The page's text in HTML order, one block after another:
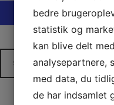
Forrige indlæg
bedre
statistik og
kan blive delt
analysepartnere,
med data, du
de har indsamlet